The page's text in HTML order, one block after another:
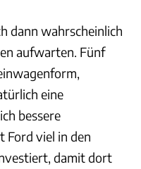
dann wahrscheinlich
aufwarten. Fünf
eine
bessere
Ford viel in den
damit dort